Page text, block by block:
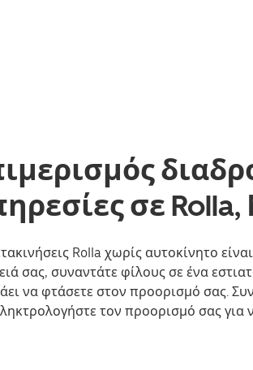
σε Rolla,
Rolla χωρίς αυτοκίνητο
σας, συναντάτε φίλους σε ένα
να φτάσετε στον προορισμό σας.
τον προορισμό σας για